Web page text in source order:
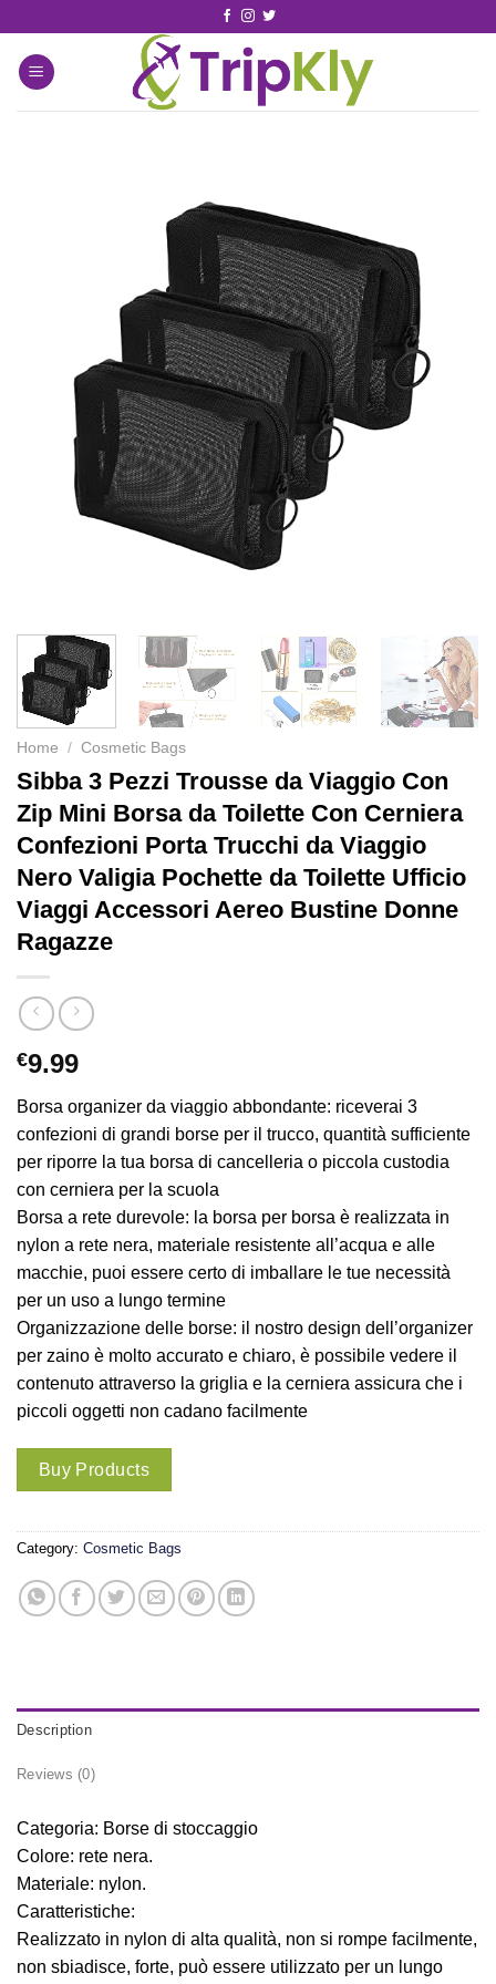
Home / Cosmetic Bags
Sibba 3 Pezzi Trousse da Viaggio Con
Zip Mini Borsa da Toilette Con Cerniera
Confezioni Porta Trucchi da Viaggio
Nero Valigia Pochette da Toilette Ufficio
Viaggi Accessori Aereo Bustine Donne
Ragazze
€9.99
Borsa organizer da viaggio abbondante: riceverai 3
confezioni di grandi borse per il trucco, quantità sufficiente
per riporre la tua borsa di cancelleria o piccola custodia
con cerniera per la scuola
Borsa a rete durevole: la borsa per borsa è realizzata in
nylon a rete nera, materiale resistente all’acqua e alle
macchie, puoi essere certo di imballare le tue necessità
per un uso a lungo termine
Organizzazione delle borse: il nostro design dell’organizer
per zaino è molto accurato e chiaro, è possibile vedere il
contenuto attraverso la griglia e la cerniera assicura che i
piccoli oggetti non cadano facilmente
Buy Products
Category: Cosmetic Bags
Description
Reviews (0)
Categoria: Borse di stoccaggio
Colore: rete nera.
Materiale: nylon.
Caratteristiche:
Realizzato in nylon di alta qualità, non si rompe facilmente,
non sbiadisce, forte, può essere utilizzato per un lungo